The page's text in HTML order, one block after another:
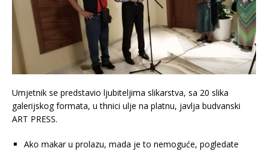
Umjetnik se predstavio ljubiteljima slikarstva, sa 20 slika
galerijskog formata, u thnici ulje na platnu, javlja budvanski
ART PRESS.
Ako makar u prolazu, mada je to nemoguće, pogledate